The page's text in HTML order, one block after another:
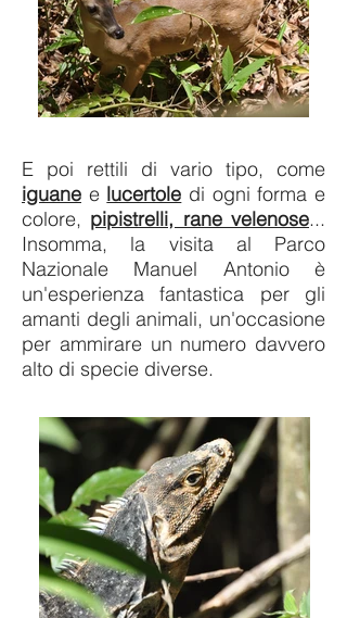
E poi rettili di vario tipo, come
iguane e lucertole di ogni forma e
colore, pipistrelli, rane velenose...
Insomma, la visita al Parco
Nazionale Manuel Antonio è
un'esperienza fantastica per gli
amanti degli animali, un'occasione
per ammirare un numero davvero
alto di specie diverse.